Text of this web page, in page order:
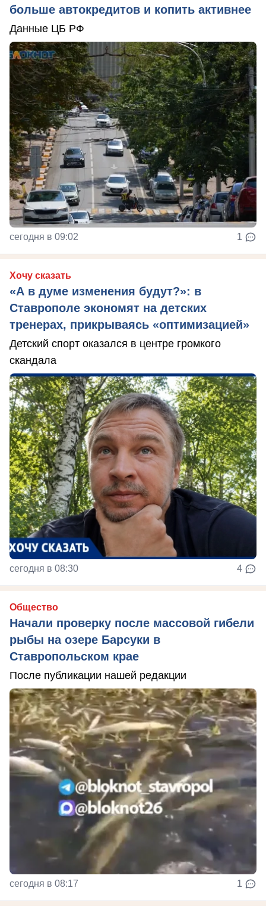
больше автокредитов и копить активнее
Данные ЦБ РФ
сегодня в 09:02 1
Хочу сказать
«А в думе изменения будут?»: в
Ставрополе экономят на детских
тренерах, прикрываясь «оптимизацией»
Детский спорт оказался в центре громкого
скандала
сегодня в 08:30 4
Общество
Начали проверку после массовой гибели
рыбы на озере Барсуки в
Ставропольском крае
После публикации нашей редакции
сегодня в 08:17 1